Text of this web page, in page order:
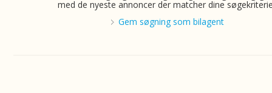
med de nyeste annoncer der matcher dine
Gem søgning som bilagent